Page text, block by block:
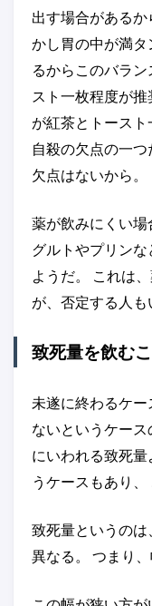
出す場合がある
かし胃の中が満
るからこのバラ
スト一枚程度が
が紅茶とトース
自殺の欠点の一
欠点はないから。
薬が飲みにくい
グルトやプリン
ようだ。 これは
が、否定する人も
致死量を飲む
未遂に終わるケ
ないというケー
にいわれる致死
うケースもあり、
致死量というのは
異なる。 つまり、